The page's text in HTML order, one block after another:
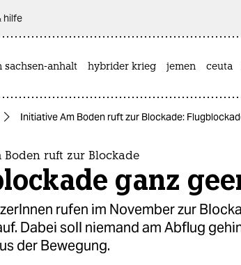
hilfe
sachsen-anhalt hybrider krieg jemen ceuta
Initiative Am Boden ruft zur Blockade:
ruft zur Blockade
ganz
rufen im November zur
Dabei soll niemand am Abflug
der Bewegung.